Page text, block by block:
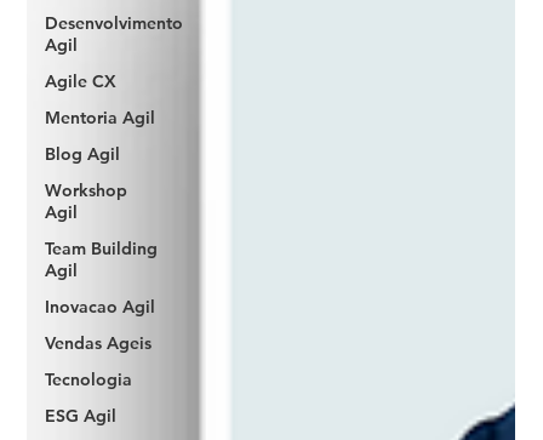
Desenvolvimento
Agil
Agile CX
Mentoria Agil
Blog Agil
Workshop
Agil
Team Building
Agil
Inovacao Agil
Vendas Ageis
Tecnologia
ESG Agil